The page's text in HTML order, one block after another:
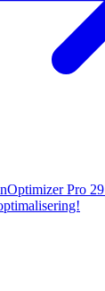
Pro 29